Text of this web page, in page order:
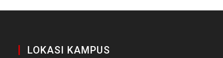
LOKASI KAMPUS